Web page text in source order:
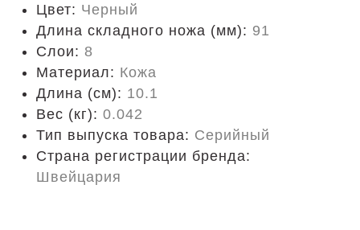
Цвет: Черный
Длина складного ножа (мм): 91
Слои: 8
Материал: Кожа
Длина (cм): 10.1
Вес (кг): 0.042
Тип выпуска товара: Серийный
Страна регистрации бренда:
Швейцария